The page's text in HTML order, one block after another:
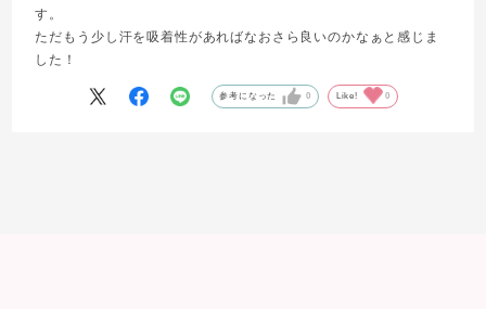
す。
ただもう少し汗を吸着性があればなおさら良いのかなぁと感じま
した！
参考になった 0 Like! 0